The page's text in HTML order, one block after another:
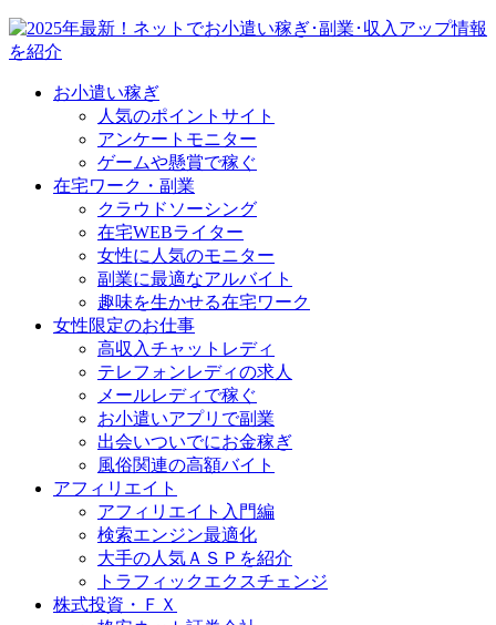
お小遣い稼ぎ
人気のポイントサイト
アンケートモニター
ゲームや懸賞で稼ぐ
在宅ワーク・副業
クラウドソーシング
在宅WEBライター
女性に人気のモニター
副業に最適なアルバイト
趣味を生かせる在宅ワーク
女性限定のお仕事
高収入チャットレディ
テレフォンレディの求人
メールレディで稼ぐ
お小遣いアプリで副業
出会いついでにお金稼ぎ
風俗関連の高額バイト
アフィリエイト
アフィリエイト入門編
検索エンジン最適化
大手の人気ＡＳＰを紹介
トラフィックエクスチェンジ
株式投資・ＦＸ